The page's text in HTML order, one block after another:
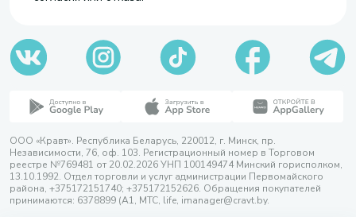
ООО «Кравт». Республика Беларусь, 220012, г. Минск, пр.
Независимости, 76, оф. 103. Регистрационный номер в Торговом
реестре №769481 от 20.02.2026 УНП 100149474 Минский горисполком,
13.10.1992. Отдел торговли и услуг администрации Первомайского
района, +375172151740; +375172152626. Обращения покупателей
принимаются: 6378899 (А1, МТС, life, imanager@cravt.by.